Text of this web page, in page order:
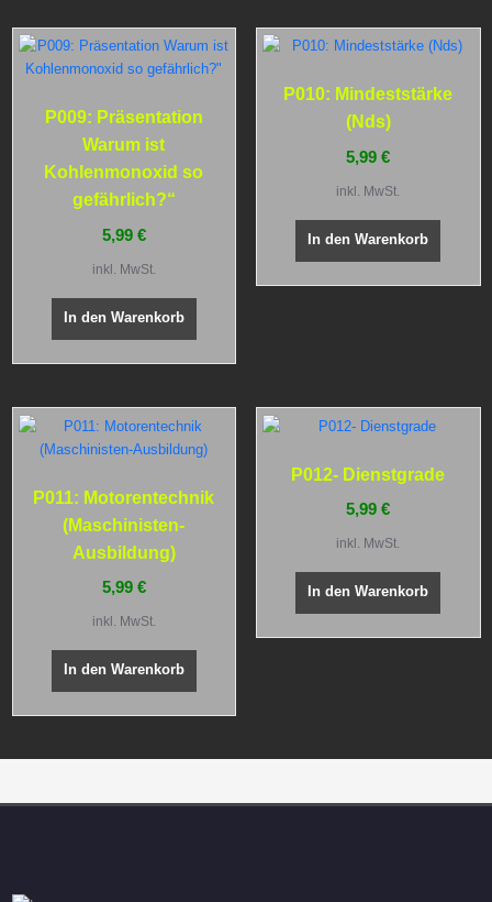
P009: Präsentation
Warum ist
Kohlenmonoxid so
gefährlich?“
5,99 €
inkl. MwSt.
In den Warenkorb
P010: Mindeststärke
(Nds)
5,99€
inkl. MwSt.
In den Warenkorb
P011: Motorentechnik
(Maschinisten-
Ausbildung)
5,99 €
inkl. MwSt.
In den Warenkorb
P012- Dienstgrade
5,99€
inkl. MwSt.
In den Warenkorb